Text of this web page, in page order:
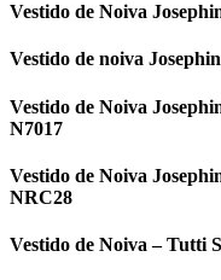
Vestido de Noiva
Vestido de noiva
Vestido de Noiva
N7017
Vestido de Noiva
NRC28
Vestido de Noiva – Tutti